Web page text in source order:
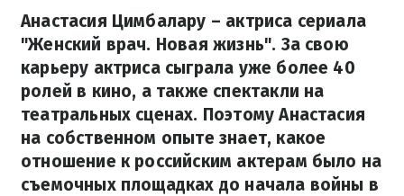
Анастасия Цимбалару – актриса сериала
"Женский врач. Новая жизнь". За свою
карьеру актриса сыграла уже более 40
ролей в кино, а также спектакли на
театральных сценах. Поэтому Анастасия
на собственном опыте знает, какое
отношение к российским актерам было на
съемочных площадках до начала войны в